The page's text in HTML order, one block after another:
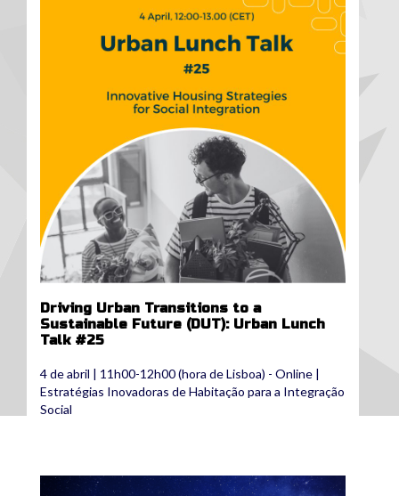
Driving Urban Transitions to a
Sustainable Future (DUT): Urban Lunch
Talk #25
4 de abril | 11h00-12h00 (hora de Lisboa) - Online |
Estratégias Inovadoras de Habitação para a Integração
Social
espon.jpg